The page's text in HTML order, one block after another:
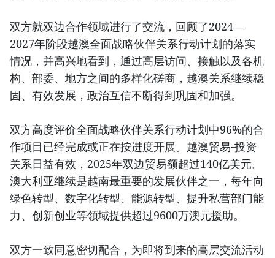
双方就双边合作领域进行了交流，回顾了2024—
2027年阶段越澳全面战略伙伴关系行动计划的落实
情况，并高兴地看到，通过高层访问、接触以及各机
构、部委、地方之间的多样化磋商，越澳关系继续稳
固、有效发展，政治互信不断得到巩固和加强。
双方高度评价全面战略伙伴关系行动计划中96%的合
作项目已经完成或正在按进度开展。越澳贸易-投资
关系日益有效，2025年双边贸易额超过140亿美元。
澳大利亚继续是越南最重要的发展伙伴之一，每年向
绿色转型、数字化转型、能源转型、提升私营部门能
力、创新创业等领域提供超过9600万澳元援助。
双方一致同意密切配合，为即将到来的高层交流活动